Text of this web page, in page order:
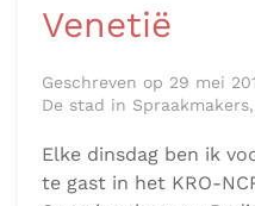
Venetië
Geschreven op 29 mei
De stad in
Elke dinsdag ben ik
te gast in het KRO-